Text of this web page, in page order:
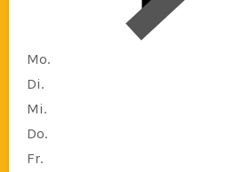
Mo.
Di.
Mi.
Do.
Fr.